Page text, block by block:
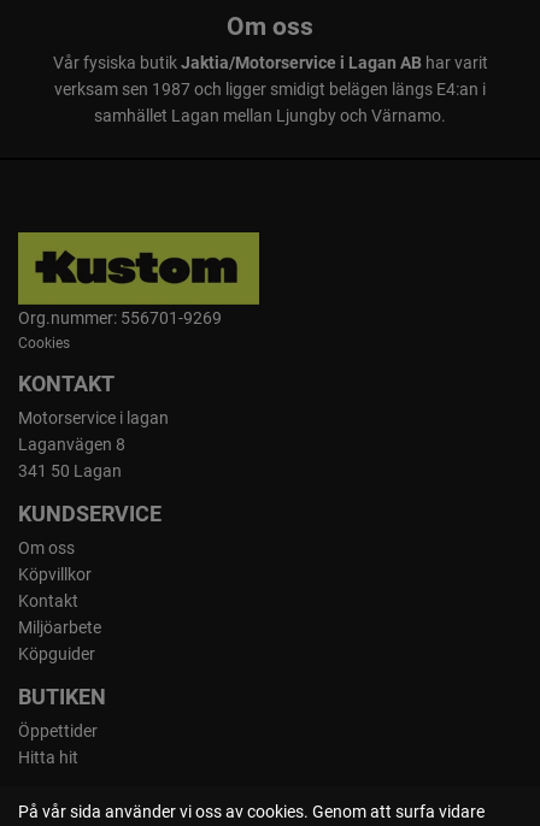
Om oss
Vår fysiska butikJaktia/Motorservice i Lagan ABhar varit
verksam sen 1987 och ligger smidigt belägen längs E4:an i
samhället Lagan mellan Ljungby och Värnamo.
Org.nummer: 556701-9269
Cookies
KONTAKT
Motorservice i lagan
Laganvägen 8
341 50 Lagan
KUNDSERVICE
Om oss
Köpvillkor
Kontakt
Miljöarbete
Köpguider
BUTIKEN
Öppettider
Hitta hit
På vår sida använder vi oss av cookies. Genom att surfa vidare